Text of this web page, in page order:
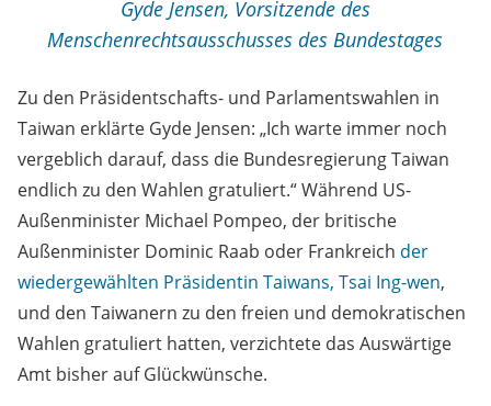
Gyde Jensen, Vorsitzende des
Menschenrechtsausschusses des Bundestages
Zu den Präsidentschafts- und Parlamentswahlen in
Taiwan erklärte Gyde Jensen: „Ich warte immer noch
vergeblich darauf, dass die Bundesregierung Taiwan
endlich zu den Wahlen gratuliert.“ Während US-
Außenminister Michael Pompeo, der britische
Außenminister Dominic Raab oder Frankreich der
wiedergewählten Präsidentin Taiwans, Tsai Ing-wen,
und den Taiwanern zu den freien und demokratischen
Wahlen gratuliert hatten, verzichtete das Auswärtige
Amt bisher auf Glückwünsche.